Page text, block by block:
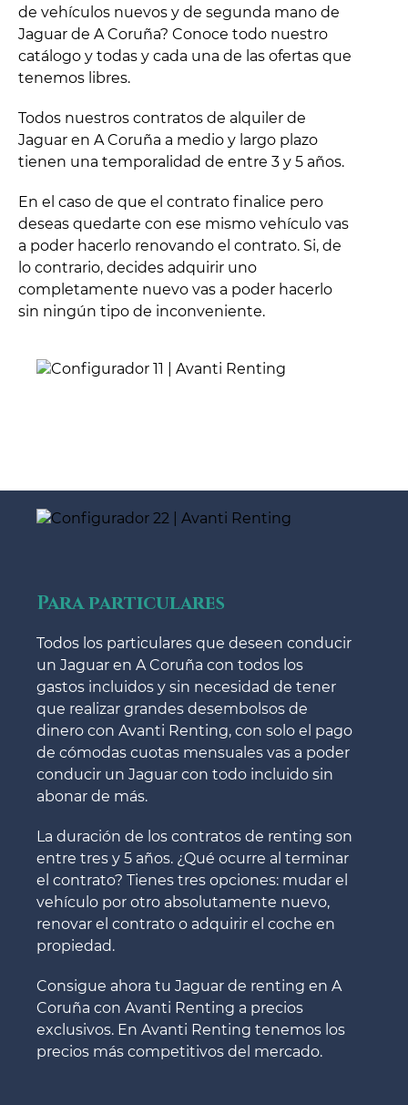
de vehículos nuevos y de segunda mano de
Jaguar de A Coruña? Conoce todo nuestro
catálogo y todas y cada una de las ofertas que
tenemos libres.
Todos nuestros contratos de alquiler de
Jaguar en A Coruña a medio y largo plazo
tienen una temporalidad de entre 3 y 5 años.
En el caso de que el contrato finalice pero
deseas quedarte con ese mismo vehículo vas
a poder hacerlo renovando el contrato. Si, de
lo contrario, decides adquirir uno
completamente nuevo vas a poder hacerlo
sin ningún tipo de inconveniente.
Para particulares
Todos los particulares que deseen conducir
un Jaguar en A Coruña con todos los
gastos incluidos y sin necesidad de tener
que realizar grandes desembolsos de
dinero con Avanti Renting, con solo el pago
de cómodas cuotas mensuales vas a poder
conducir un Jaguar con todo incluido sin
abonar de más.
La duración de los contratos de renting son
entre tres y 5 años. ¿Qué ocurre al terminar
el contrato? Tienes tres opciones: mudar el
vehículo por otro absolutamente nuevo,
renovar el contrato o adquirir el coche en
propiedad.
Consigue ahora tu Jaguar de renting en A
Coruña con Avanti Renting a precios
exclusivos. En Avanti Renting tenemos los
precios más competitivos del mercado.